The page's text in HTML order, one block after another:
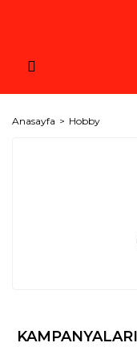
Anasayfa Hobby